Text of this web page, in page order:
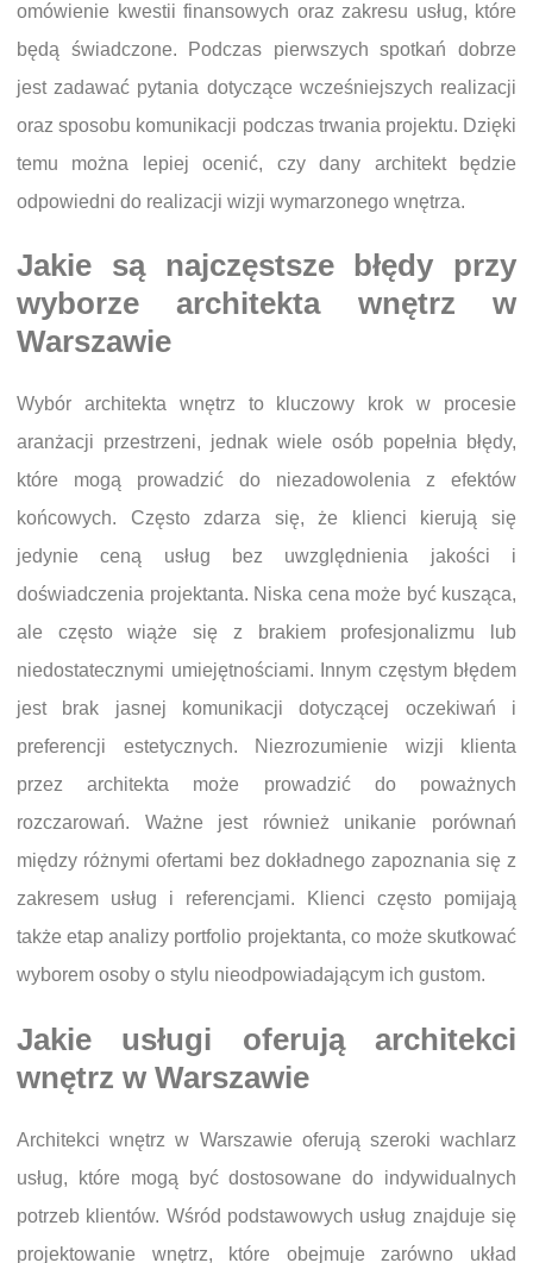
omówienie kwestii finansowych oraz zakresu usług, które
będą świadczone. Podczas pierwszych spotkań dobrze
jest zadawać pytania dotyczące wcześniejszych realizacji
oraz sposobu komunikacji podczas trwania projektu. Dzięki
temu można lepiej ocenić, czy dany architekt będzie
odpowiedni do realizacji wizji wymarzonego wnętrza.
Jakie są najczęstsze błędy przy
wyborze architekta wnętrz w
Warszawie
Wybór architekta wnętrz to kluczowy krok w procesie
aranżacji przestrzeni, jednak wiele osób popełnia błędy,
które mogą prowadzić do niezadowolenia z efektów
końcowych. Często zdarza się, że klienci kierują się
jedynie ceną usług bez uwzględnienia jakości i
doświadczenia projektanta. Niska cena może być kusząca,
ale często wiąże się z brakiem profesjonalizmu lub
niedostatecznymi umiejętnościami. Innym częstym błędem
jest brak jasnej komunikacji dotyczącej oczekiwań i
preferencji estetycznych. Niezrozumienie wizji klienta
przez architekta może prowadzić do poważnych
rozczarowań. Ważne jest również unikanie porównań
między różnymi ofertami bez dokładnego zapoznania się z
zakresem usług i referencjami. Klienci często pomijają
także etap analizy portfolio projektanta, co może skutkować
wyborem osoby o stylu nieodpowiadającym ich gustom.
Jakie usługi oferują architekci
wnętrz w Warszawie
Architekci wnętrz w Warszawie oferują szeroki wachlarz
usług, które mogą być dostosowane do indywidualnych
potrzeb klientów. Wśród podstawowych usług znajduje się
projektowanie wnętrz, które obejmuje zarówno układ